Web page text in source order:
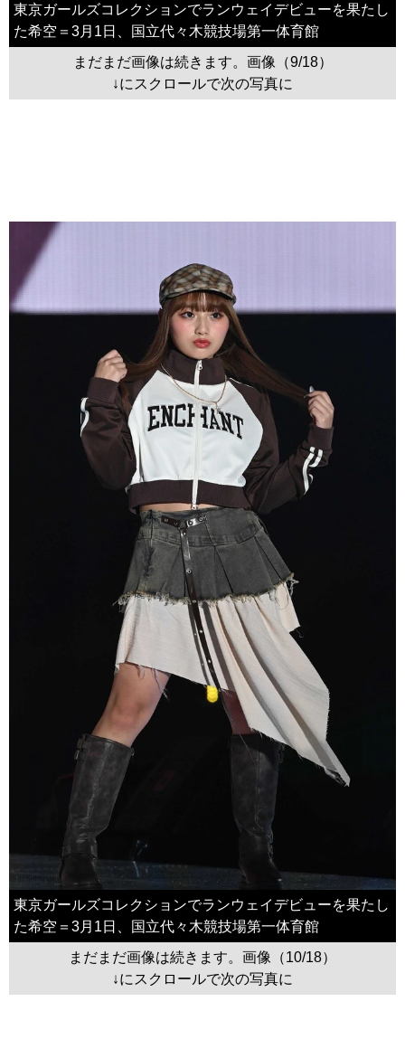
東京ガールズコレクションでランウェイデビューを果たし
た希空＝3月1日、国立代々木競技場第一体育館
まだまだ画像は続きます。画像（9/18）
↓にスクロールで次の写真に
東京ガールズコレクションでランウェイデビューを果たし
た希空＝3月1日、国立代々木競技場第一体育館
まだまだ画像は続きます。画像（10/18）
↓にスクロールで次の写真に